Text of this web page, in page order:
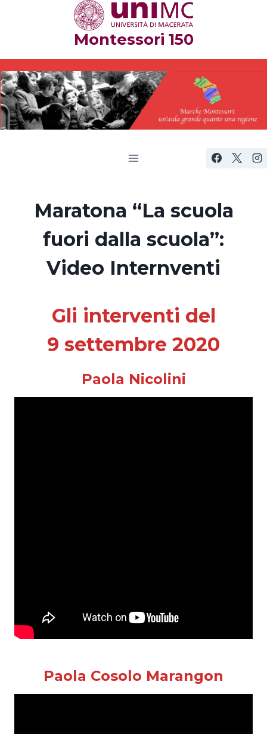
Montessori 150
Maratona “La scuola
fuori dalla scuola”:
Video Internventi
Gli interventi del
9 settembre 2020
Paola Nicolini
Paola Cosolo Marangon